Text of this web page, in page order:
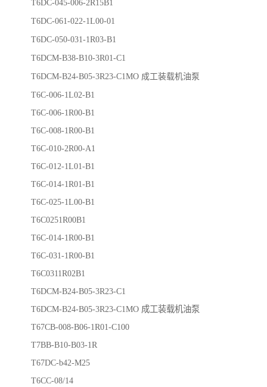
T6DC-045-006-2R15B1
T6DC-061-022-1L00-01
T6DC-050-031-1R03-B1
T6DCM-B38-B10-3R01-C1
T6DCM-B24-B05-3R23-C1MO 成工装载机油泵
T6C-006-1L02-B1
T6C-006-1R00-B1
T6C-008-1R00-B1
T6C-010-2R00-A1
T6C-012-1L01-B1
T6C-014-1R01-B1
T6C-025-1L00-B1
T6C0251R00B1
T6C-014-1R00-B1
T6C-031-1R00-B1
T6C0311R02B1
T6DCM-B24-B05-3R23-C1
T6DCM-B24-B05-3R23-C1MO 成工装载机油泵
T67CB-008-B06-1R01-C100
T7BB-B10-B03-1R
T67DC-b42-M25
T6CC-08/14